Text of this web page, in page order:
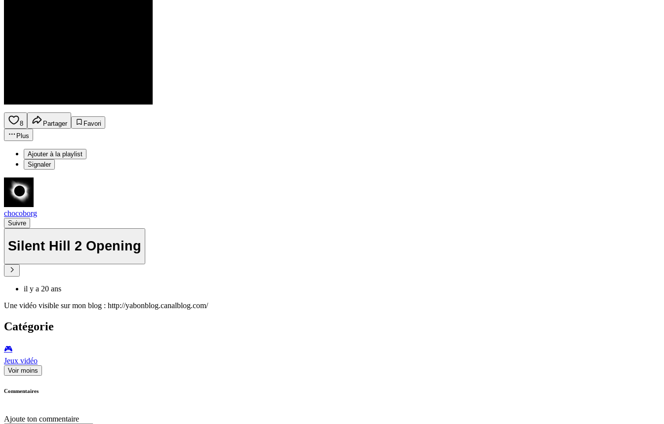
8 Partager
Favori
Plus
Ajouter à la playlist
Signaler
chocoborg
Suivre
Silent Hill 2 Opening
il y a 20 ans
Une vidéo visible sur mon blog : http://yabonblog.canalblog.com/
Catégorie
🎮️
Jeux vidéo
Voir moins
Commentaires
Ajoute ton commentaire